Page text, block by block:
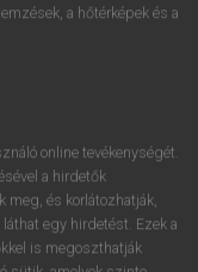
A szótár 2 órás,
regisztrálok és
a hőtérképek és a
online tevékenységét.
a hirdetők
meg, és korlátozhatják,
egy hirdetést. Ezek a
is megoszthatják